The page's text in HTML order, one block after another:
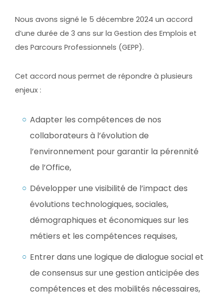
Nous avons signé le 5 décembre 2024 un accord
d’une durée de 3 ans sur la Gestion des Emplois et
des Parcours Professionnels (GEPP).
Cet accord nous permet de répondre à plusieurs
enjeux :
Adapter les compétences de nos
collaborateurs à l’évolution de
l’environnement pour garantir la pérennité
de l’Office,
Développer une visibilité de l’impact des
évolutions technologiques, sociales,
démographiques et économiques sur les
métiers et les compétences requises,
Entrer dans une logique de dialogue social et
de consensus sur une gestion anticipée des
compétences et des mobilités nécessaires,